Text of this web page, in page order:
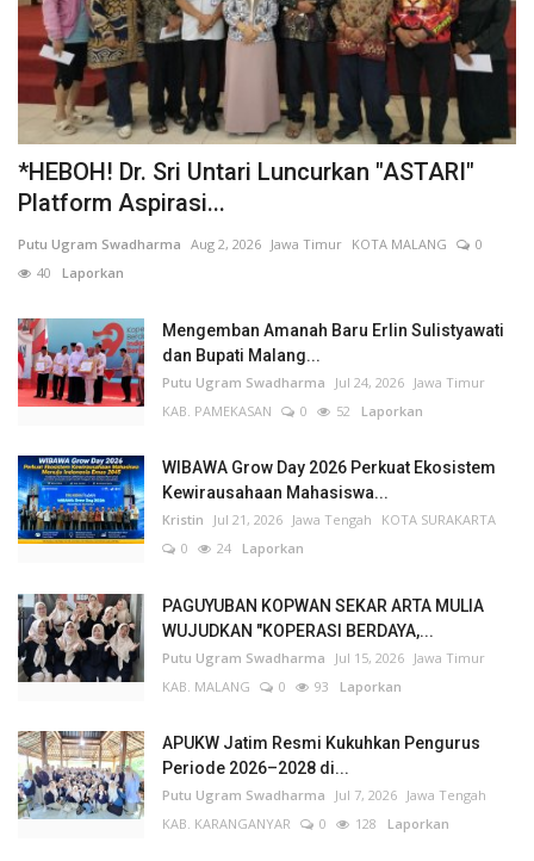
*HEBOH! Dr. Sri Untari Luncurkan "ASTARI"
Platform Aspirasi...
Putu Ugram Swadharma Aug 2, 2026 Jawa Timur KOTA MALANG
0
40 Laporkan
Mengemban Amanah Baru Erlin Sulistyawati
dan Bupati Malang...
Putu Ugram Swadharma Jul 24, 2026 Jawa Timur
KAB. PAMEKASAN
0 52 Laporkan
WIBAWA Grow Day 2026 Perkuat Ekosistem
Kewirausahaan Mahasiswa...
Kristin Jul 21, 2026 Jawa Tengah
KOTA SURAKARTA
0
24 Laporkan
PAGUYUBAN KOPWAN SEKAR ARTA MULIA
WUJUDKAN "KOPERASI BERDAYA,...
Putu Ugram Swadharma Jul 15, 2026 Jawa Timur
KAB. MALANG
0 93 Laporkan
APUKW Jatim Resmi Kukuhkan Pengurus
Periode 2026–2028 di...
Putu Ugram Swadharma Jul 7, 2026 Jawa Tengah
KAB. KARANGANYAR
0 128 Laporkan